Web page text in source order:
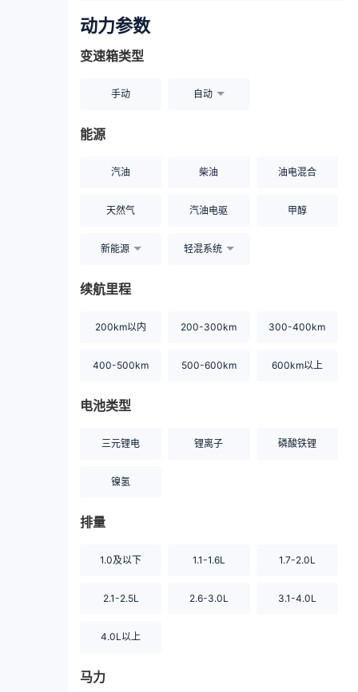
动力参数
变速箱类型
手动 自动
能源
汽油 柴油 油电混合
天然气 汽油电驱 甲醇
新能源 轻混系统
续航里程
200km以内 200-300km 300-400km
400-500km 500-600km 600km以上
电池类型
三元锂电 锂离子 磷酸铁锂
镍氢
排量
1.0及以下 1.1-1.6L 1.7-2.0L
2.1-2.5L 2.6-3.0L 3.1-4.0L
4.0L以上
马力